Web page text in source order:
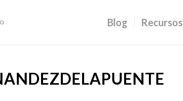
Blog Recursos